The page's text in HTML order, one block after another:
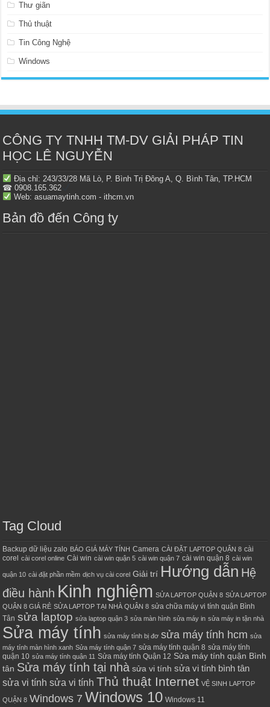
Thư giãn
Thủ thuật
Tin Công Nghệ
Windows
CÔNG TY TNHH TM-DV GIẢI PHÁP TIN
HỌC LÊ NGUYỄN
Địa chỉ: 243/33/28 Mã Lò, P. Bình Trị Đông A, Q. Bình Tân, TP.HCM
☎ 0908.165.362
Web: asuamaytinh.com - ithcm.vn
Bản đồ đến Công ty
Tag Cloud
Backup dữ liệu zalo BÁO GIÁ MÁY TÍNH Camera CÀI ĐẶT LAPTOP QUẬN 8 cài
corel
cài corel online Cài win cài win quận 5 cài win quận 7 cài win quận 8 cài win
quận 10 cài đặt phần mềm dịch vụ cài corel Giải trí Hướng dẫn Hệ
điều hành Kinh nghiệm SỬA LAPTOP QUẬN 8 SỬA LAPTOP
QUẬN 8 GIÁ RẺ SỬA LAPTOP TẠI NHÀ QUẬN 8 sửa chữa máy vi tính quận Bình
Tân sửa laptop sửa laptop quận 3 sửa màn hình sửa máy in sửa máy in tận nhà
Sửa máy tính sửa máy tính bị đơ sửa máy tính hcm sửa
máy tính màn hình xanh Sửa máy tính quận 7 sửa máy tính quận 8 sửa máy tính
quận 10 sửa máy tính quận 11 Sửa máy tính Quận 12 Sửa máy tính quận Bình
tân Sửa máy tính tại nhà sửa vi tính sửa vi tính bình tân
sửa vi tính sửa vi tính Thủ thuật Internet VỆ SINH LAPTOP
QUẬN 8 Windows 7 Windows 10 Windows 11